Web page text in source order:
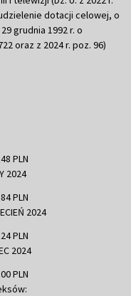
dotacji celowej, o
grudnia 1992 r. o
oraz z 2024 r. poz. 96)
PLN
2024
PLN
2024
PLN
2024
PLN